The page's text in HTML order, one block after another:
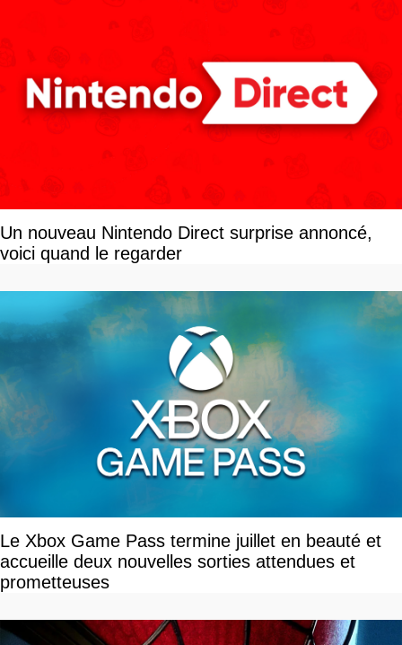
Un nouveau Nintendo Direct surprise annoncé,
voici quand le regarder
Le Xbox Game Pass termine juillet en beauté et
accueille deux nouvelles sorties attendues et
prometteuses